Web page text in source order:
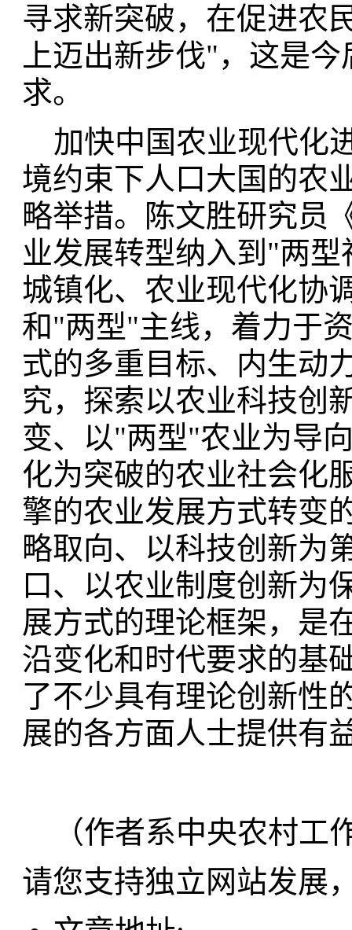
寻求新突破，在促进农
上迈出新步伐"，这是
求。
加快中国农业现代化
境约束下人口大国的农
略举措。陈文胜研究员
业发展转型纳入到"两
城镇化、农业现代化协
和"两型"主线，着力于
式的多重目标、内生动
究，探索以农业科技创
变、以"两型"农业为导
化为突破的农业社会化
擎的农业发展方式转变
略取向、以科技创新为
口、以农业制度创新为
展方式的理论框架，是
沿变化和时代要求的基
了不少具有理论创新性
展的各方面人士提供有
（作者系中央农村工
请您支持独立网站发展